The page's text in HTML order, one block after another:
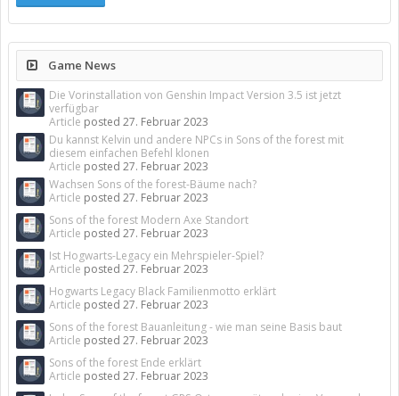
Game News
Die Vorinstallation von Genshin Impact Version 3.5 ist jetzt
verfügbar
Article posted 27. Februar 2023
Du kannst Kelvin und andere NPCs in Sons of the forest mit
diesem einfachen Befehl klonen
Article posted 27. Februar 2023
Wachsen Sons of the forest-Bäume nach?
Article posted 27. Februar 2023
Sons of the forest Modern Axe Standort
Article posted 27. Februar 2023
Ist Hogwarts-Legacy ein Mehrspieler-Spiel?
Article posted 27. Februar 2023
Hogwarts Legacy Black Familienmotto erklärt
Article posted 27. Februar 2023
Sons of the forest Bauanleitung - wie man seine Basis baut
Article posted 27. Februar 2023
Sons of the forest Ende erklärt
Article posted 27. Februar 2023